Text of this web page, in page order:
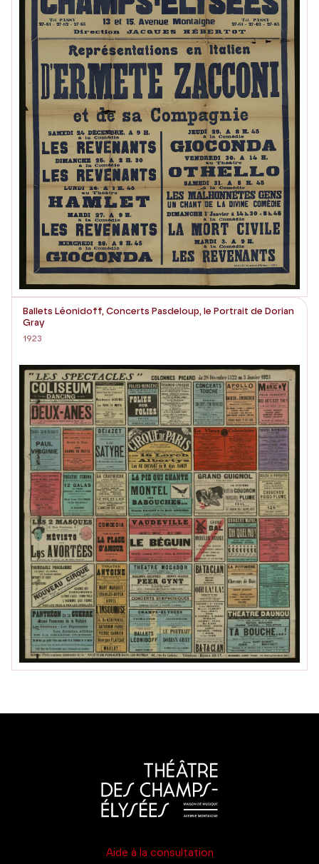
Ballets Léonidoff, Concerts Pasdeloup, le Portrait de Dorian
Gray
1923
Aide à la consultation